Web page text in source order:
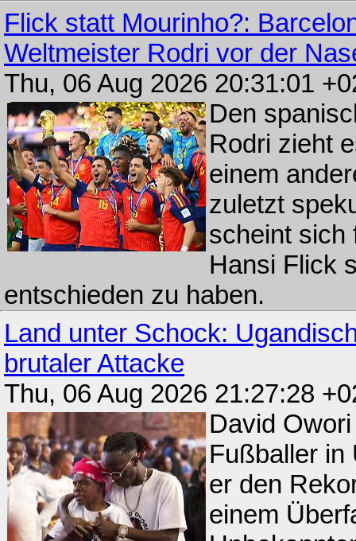
Flick statt Mourinho?:
Weltmeister Rodri vor der
Thu, 06 Aug 2026 20:31:01
Den
Rodri zieht
einem
zuletzt
scheint sich
Hansi Flick
entschieden zu haben.
Land unter Schock:
brutaler Attacke
Thu, 06 Aug 2026 21:27:28
David
Fußballer in
er den
einem